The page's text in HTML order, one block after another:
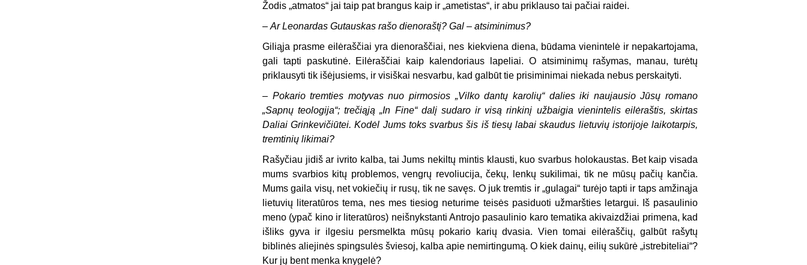
Žodis „atmatos“ jai taip pat brangus kaip ir „ametistas“, ir abu priklauso tai pačiai raidei.
– Ar Leonardas Gutauskas rašo dienoraštį? Gal – atsiminimus?
Giliąja prasme eilėraščiai yra dienoraščiai, nes kiekviena diena, būdama vienintelė ir nepakartojama,
gali tapti paskutinė. Eilėraščiai kaip kalendoriaus lapeliai. O atsiminimų rašymas, manau, turėtų
priklausyti tik išėjusiems, ir visiškai nesvarbu, kad galbūt tie prisiminimai niekada nebus perskaityti.
– Pokario tremties motyvas nuo pirmosios „Vilko dantų karolių“ dalies iki naujausio Jūsų romano
„Sapnų teologija“; trečiąją „In Fine“ dalį sudaro ir visą rinkinį užbaigia vienintelis eilėraštis, skirtas
Daliai Grinkevičiūtei. Kodėl Jums toks svarbus šis iš tiesų labai skaudus lietuvių istorijoje laikotarpis,
tremtinių likimai?
Rašyčiau jidiš ar ivrito kalba, tai Jums nekiltų mintis klausti, kuo svarbus holokaustas. Bet kaip visada
mums svarbios kitų problemos, vengrų revoliucija, čekų, lenkų sukilimai, tik ne mūsų pačių kančia.
Mums gaila visų, net vokiečių ir rusų, tik ne savęs. O juk tremtis ir „gulagai“ turėjo tapti ir taps amžinąja
lietuvių literatūros tema, nes mes tiesiog neturime teisės pasiduoti užmaršties letargui. Iš pasaulinio
meno (ypač kino ir literatūros) neišnykstanti Antrojo pasaulinio karo tematika akivaizdžiai primena, kad
išliks gyva ir ilgesiu persmelkta mūsų pokario karių dvasia. Vien tomai eilėraščių, galbūt rašytų
biblinės aliejinės spingsulės šviesoj, kalba apie nemirtingumą. O kiek dainų, eilių sukūrė „istrebiteliai“?
Kur jų bent menka knygelė?